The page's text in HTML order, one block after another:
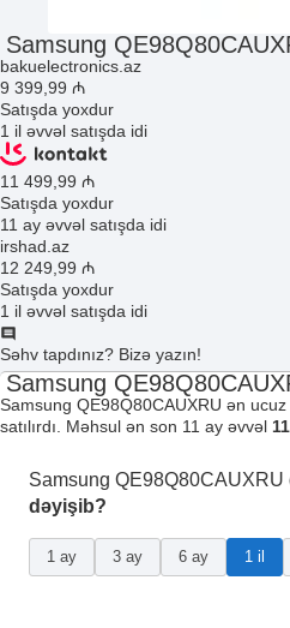
Samsung
bakuelectronics.az
9 399 ,99 ₼
Satışda yoxdur
1 il əvvəl satışda idi
11 499 ,99 ₼
Satışda yoxdur
11 ay əvvəl satışda idi
irshad.az
12 249 ,99 ₼
Satışda yoxdur
1 il əvvəl satışda idi
Səhv tapdınız? Bizə yazın!
Samsung
Samsung QE98Q80CAUXRU ən
satılırdı. Məhsul ən son 11 ay əvvəl
Samsung QE98Q80CAUXRU
dəyişib?
1 ay 3 ay 6 ay 1 il